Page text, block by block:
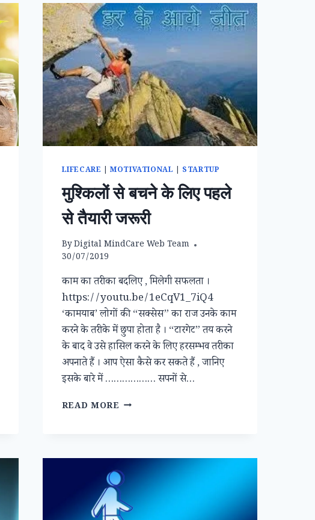
LIFECARE |MOTIVATIONAL STARTUP
मुश्किलों से बचने के लिए पहले
से तैयारी जरूरी
ByDigital MindCare Web Team
30/07/2019
काम का तरीका बदलिए , मिलेगी सफलता ।
https://youtu.be/1eCqV1_7iQ4
‘कामयाब’ लोगों की “सक्सेस” का राज उनके काम
करने के तरीके में छुपा होता है । “टारगेट” तय करने
के बाद वे उसे हासिल करने के लिए हरसम्भव तरीका
अपनाते हैं । आप ऐसा कैसे कर सकते हैं , जानिए
इसके बारे में ……………… सपनों से…
READ MORE मुश्किलों
पहले
से
तैयारी
जरूरी